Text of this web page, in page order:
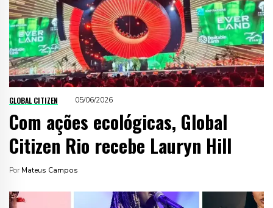
GLOBAL CITIZEN 05/06/2026
Com ações ecológicas, Global
Citizen Rio recebe Lauryn Hill
Por Mateus Campos